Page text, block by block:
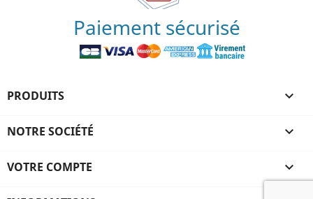
Paiement sécurisé
PRODUITS 
NOTRE SOCIÉTÉ 
VOTRE COMPTE 